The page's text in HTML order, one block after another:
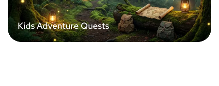
Kids Adventure Quests